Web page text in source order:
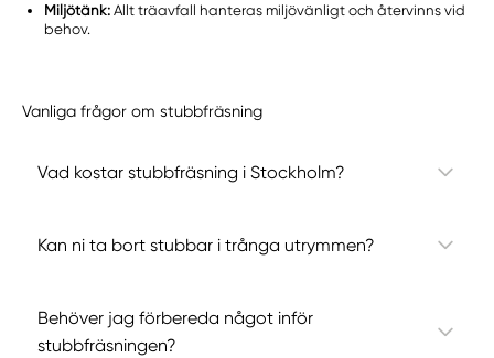
Miljötänk: Allt träavfall hanteras miljövänligt och återvinns vid
behov.
Vanliga frågor om stubbfräsning
Vad kostar stubbfräsning i Stockholm?
Kan ni ta bort stubbar i trånga utrymmen?
Behöver jag förbereda något inför
stubbfräsningen?